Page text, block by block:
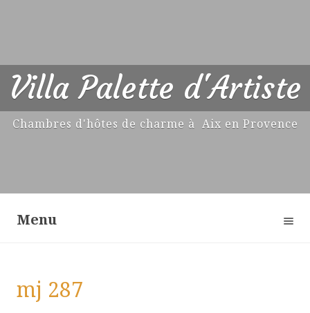
Villa Palette d'Artiste
Chambres d'hôtes de charme à Aix en Provence
Menu
contenu
principal
mj 287